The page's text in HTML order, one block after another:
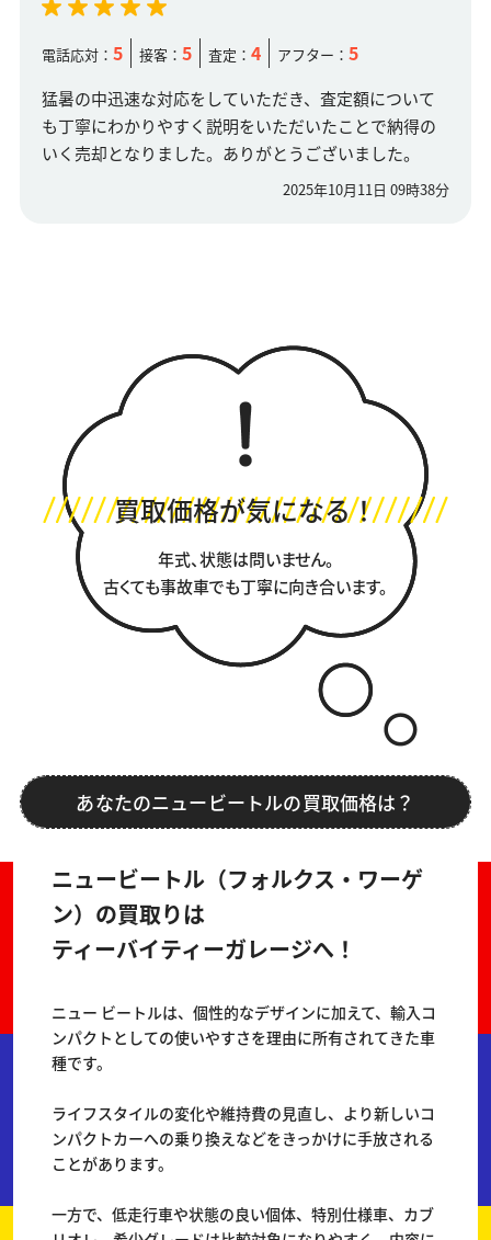
電話応対： 5 接客： 5 査定： 4 アフター： 5
猛暑の中迅速な対応をしていただき、査定額について
も丁寧にわかりやすく説明をいただいたことで納得の
いく売却となりました。ありがとうございました。
2025年10月11日 09時38分
買取価格が気になる！
年式、状態は問いません。
古くても事故車でも丁寧に向き合います。
あなたのニュービートルの買取価格は？
ニュービートル（フォルクス・ワーゲ
ン）の買取りは
ティーバイティーガレージへ！
ニュー ビートルは、個性的なデザインに加えて、輸入コ
ンパクトとしての使いやすさを理由に所有されてきた車
種です。
ライフスタイルの変化や維持費の見直し、より新しいコ
ンパクトカーへの乗り換えなどをきっかけに手放される
ことがあります。
一方で、低走行車や状態の良い個体、特別仕様車、カブ